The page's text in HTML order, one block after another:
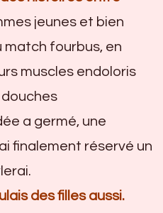
jeunes et bien
match fourbus, en
muscles endoloris
douches
a germé, une
finalement réservé un
des filles aussi.